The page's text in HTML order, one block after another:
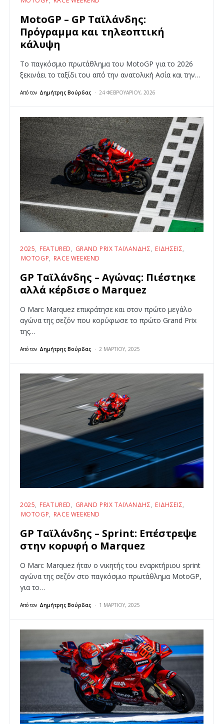
MotoGP – GP Ταϊλάνδης:
Πρόγραμμα και τηλεοπτική
κάλυψη
Το παγκόσμιο πρωτάθλημα του MotoGP για το 2026
ξεκινάει το ταξίδι του από την ανατολική Ασία και την…
Από τον Δημήτρης Βούρδας 24 ΦΕΒΡΟΥΑΡΊΟΥ, 2026
2025 FEATURED GRAND PRIX ΤΑΪΛΆΝΔΗΣ
ΕΙΔΉΣΕΙΣ
MOTOGP
RACE WEEKEND
GP Ταϊλάνδης – Αγώνας: Πιέστηκε
αλλά κέρδισε ο Marquez
O Marc Marquez επικράτησε και στον πρώτο μεγάλο
αγώνα της σεζόν που κορύφωσε το πρώτο Grand Prix
της…
Από τον Δημήτρης Βούρδας 2 ΜΑΡΤΊΟΥ, 2025
2025 FEATURED GRAND PRIX ΤΑΪΛΆΝΔΗΣ
ΕΙΔΉΣΕΙΣ
MOTOGP
RACE WEEKEND
GP Ταϊλάνδης – Sprint: Επέστρεψε
στην κορυφή ο Marquez
Ο Marc Marquez ήταν ο νικητής του εναρκτήριου sprint
αγώνα της σεζόν στο παγκόσμιο πρωτάθλημα MotoGP,
για το…
Από τον Δημήτρης Βούρδας 1 ΜΑΡΤΊΟΥ, 2025